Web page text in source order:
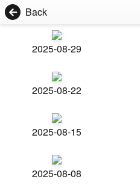
Back
2025-08-29
2025-08-22
2025-08-15
2025-08-08